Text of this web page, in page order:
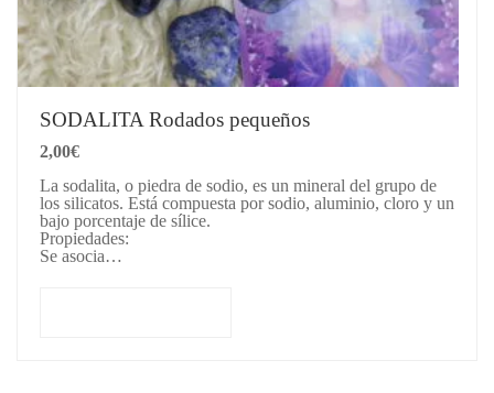
SODALITA Rodados pequeños
2,00€
La sodalita, o piedra de sodio, es un mineral del grupo de
los silicatos. Está compuesta por sodio, aluminio, cloro y un
bajo porcentaje de sílice.
Propiedades:
Se asocia…